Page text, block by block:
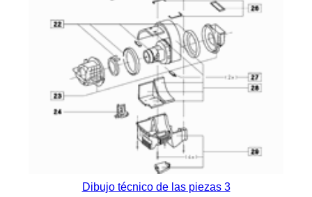
Dibujo técnico de las piezas 3